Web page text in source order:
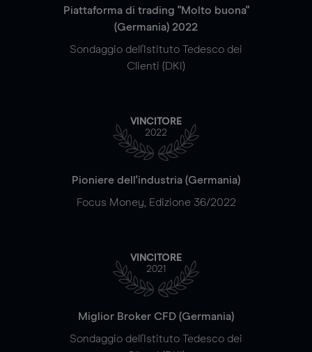
Piattaforma di trading "Molto buona"
(Germania) 2022
Sondaggio dell'Istituto Tedesco dei
Clienti (DKI)
VINCITORE
2022
Pioniere dell'industria (Germania)
Focus Money, Edizione 36/2022
VINCITORE
2021
Miglior Broker CFD (Germania)
Sondaggio dell'Istituto Tedesco dei